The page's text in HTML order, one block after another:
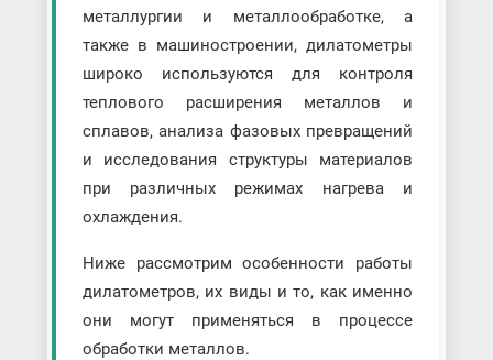
металлургии и металлообработке, а
также в машиностроении, дилатометры
широко используются для контроля
теплового расширения металлов и
сплавов, анализа фазовых превращений
и исследования структуры материалов
при различных режимах нагрева и
охлаждения.
Ниже рассмотрим особенности работы
дилатометров, их виды и то, как именно
они могут применяться в процессе
обработки металлов.